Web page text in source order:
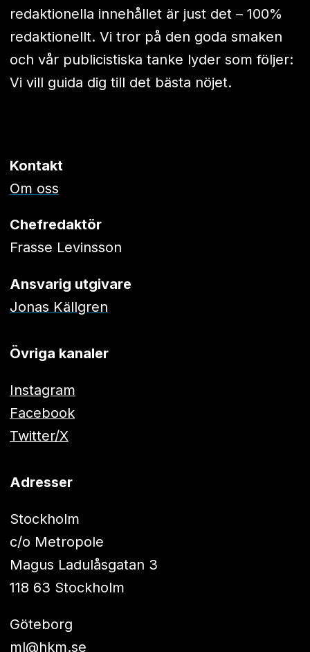
redaktionella innehållet är just det – 100%
redaktionellt. Vi tror på den goda smaken
och vår publicistiska tanke lyder som följer:
Vi vill guida dig till det bästa nöjet.
Kontakt
Om oss
Chefredaktör
Frasse Levinsson
Ansvarig utgivare
Jonas Källgren
Övriga kanaler
Instagram
Facebook
Twitter/X
Adresser
Stockholm
c/o Metropole
Magus Ladulåsgatan 3
118 63 Stockholm
Göteborg
ml@hkm.se